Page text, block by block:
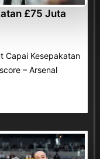
£75 Juta
Capai Kesepakatan
– Arsenal